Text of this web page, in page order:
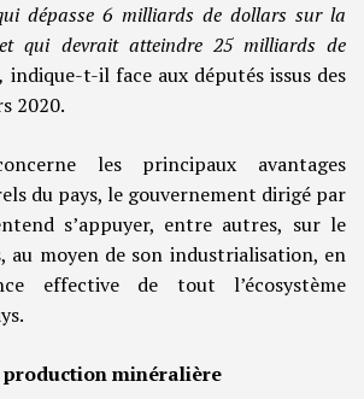
dépasse 6 milliards de dollars sur la
et qui devrait atteindre 25 milliards de
indique-t-il face aux députés issus des
2020.
les principaux avantages
du pays, le gouvernement dirigé par
s’appuyer, entre autres, sur le
au moyen de son industrialisation, en
effective de tout l’écosystème
production minéralière